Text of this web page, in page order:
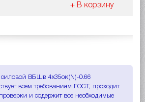
+ В корзину
силовой ВБШв 4х35ок(N)-0.66
всем требованиям ГОСТ, проходит
и содержит все необходимые